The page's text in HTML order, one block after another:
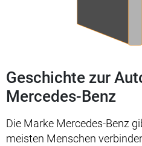
Geschichte zur
Mercedes-Benz
Die Marke Mercedes-Benz
meisten Menschen